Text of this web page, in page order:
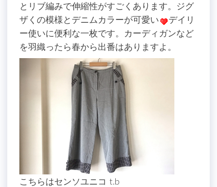
とリブ編みで伸縮性がすごくあります。ジグ
ザくの模様とデニムカラーが可愛い
デイリ
ー使いに便利な一枚です。カーディガンなど
を羽織ったら春から出番はありますよ。
こちらはセンソユニコ t.b